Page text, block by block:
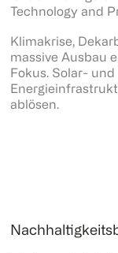
Technology and
Klimakrise,
massive Ausbau
Fokus. Solar-
ablösen.